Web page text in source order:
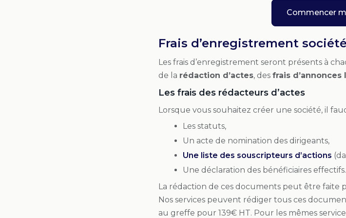
Commencer
Frais d’enregistrement
Les frais d’enregistrement seront présents à
de la rédaction d’actes, des frais d’annonces
Les frais des rédacteurs d’actes
Lorsque vous souhaitez créer une société, il
Les statuts,
Un acte de nomination des dirigeants,
Une liste des souscripteurs d’actions
Une déclaration des bénéficiaires effectifs.
La rédaction de ces documents peut être faite
Nos services peuvent rédiger tous ces
au greffe pour 139€ HT. Pour les mêmes